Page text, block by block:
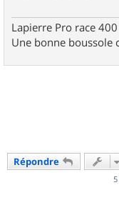
Lapierre Pro race 400
Une bonne boussole
Répondre